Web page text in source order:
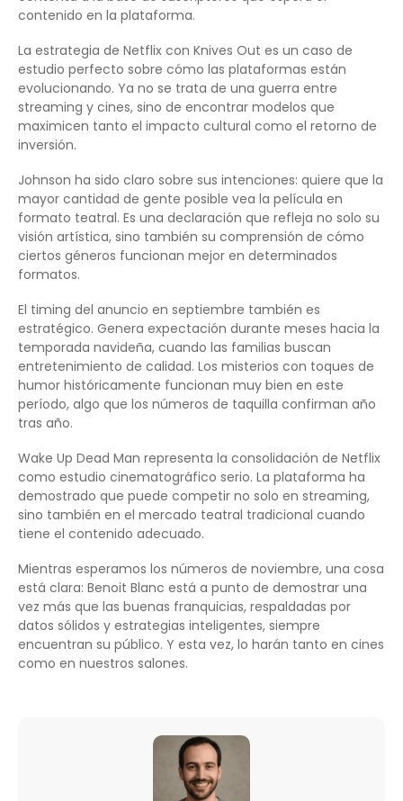
contenido en la plataforma.
La estrategia de Netflix con Knives Out es un caso de
estudio perfecto sobre cómo las plataformas están
evolucionando. Ya no se trata de una guerra entre
streaming y cines, sino de encontrar modelos que
maximicen tanto el impacto cultural como el retorno de
inversión.
Johnson ha sido claro sobre sus intenciones: quiere que la
mayor cantidad de gente posible vea la película en
formato teatral. Es una declaración que refleja no solo su
visión artística, sino también su comprensión de cómo
ciertos géneros funcionan mejor en determinados
formatos.
El timing del anuncio en septiembre también es
estratégico. Genera expectación durante meses hacia la
temporada navideña, cuando las familias buscan
entretenimiento de calidad. Los misterios con toques de
humor históricamente funcionan muy bien en este
período, algo que los números de taquilla confirman año
tras año.
Wake Up Dead Man representa la consolidación de Netflix
como estudio cinematográfico serio. La plataforma ha
demostrado que puede competir no solo en streaming,
sino también en el mercado teatral tradicional cuando
tiene el contenido adecuado.
Mientras esperamos los números de noviembre, una cosa
está clara: Benoit Blanc está a punto de demostrar una
vez más que las buenas franquicias, respaldadas por
datos sólidos y estrategias inteligentes, siempre
encuentran su público. Y esta vez, lo harán tanto en cines
como en nuestros salones.